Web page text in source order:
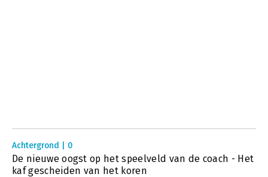
Achtergrond | 0
De nieuwe oogst op het speelveld van de coach - Het
kaf gescheiden van het koren